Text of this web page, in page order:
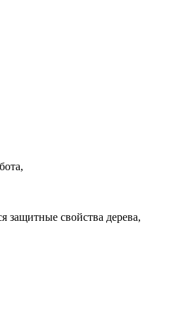
защитные свойства дерева,